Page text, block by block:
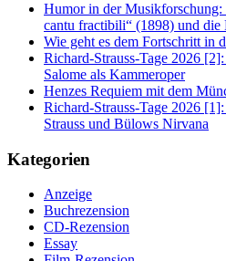
Humor in der
cantu fractibili“ (1898) und die
Wie geht es dem Fortschritt in
Richard-Strauss-Tage 2026
Salome als Kammeroper
Henzes Requiem mit dem
Richard-Strauss-Tage 2026
Strauss und Bülows Nirvana
Kategorien
Anzeige
Buchrezension
CD-Rezension
Essay